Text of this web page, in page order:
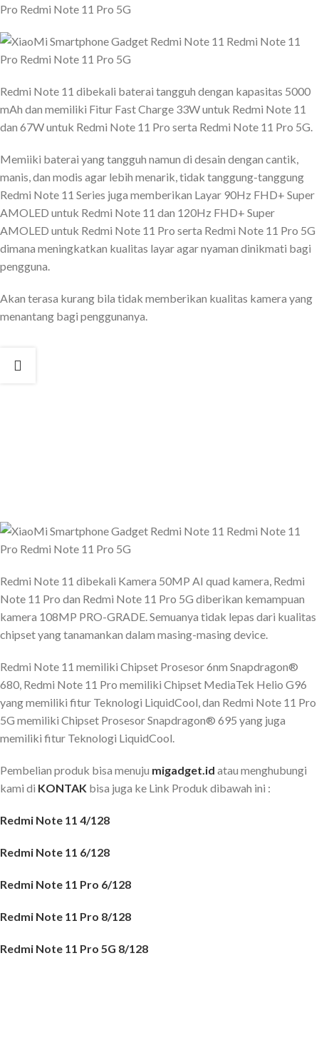
Redmi Note 11 dibekali baterai tangguh dengan kapasitas 5000
mAh dan memiliki Fitur Fast Charge 33W untuk Redmi Note 11
dan 67W untuk Redmi Note 11 Pro serta Redmi Note 11 Pro 5G.
Memiiki baterai yang tangguh namun di desain dengan cantik,
manis, dan modis agar lebih menarik, tidak tanggung-tanggung
Redmi Note 11 Series juga memberikan Layar 90Hz FHD+ Super
AMOLED untuk Redmi Note 11 dan 120Hz FHD+ Super
AMOLED untuk Redmi Note 11 Pro serta Redmi Note 11 Pro 5G
dimana meningkatkan kualitas layar agar nyaman dinikmati bagi
pengguna.
Akan terasa kurang bila tidak memberikan kualitas kamera yang
menantang bagi penggunanya.
Redmi Note 11 dibekali Kamera 50MP AI quad kamera, Redmi
Note 11 Pro dan Redmi Note 11 Pro 5G diberikan kemampuan
kamera 108MP PRO-GRADE. Semuanya tidak lepas dari kualitas
chipset yang tanamankan dalam masing-masing device.
Redmi Note 11 memiliki Chipset Prosesor 6nm Snapdragon®
680, Redmi Note 11 Pro memiliki Chipset MediaTek Helio G96
yang memiliki fitur Teknologi LiquidCool, dan Redmi Note 11 Pro
5G memiliki Chipset Prosesor Snapdragon® 695 yang juga
memiliki fitur Teknologi LiquidCool.
Pembelian produk bisa menuju migadget.id atau menghubungi
kami di KONTAK bisa juga ke Link Produk dibawah ini :
Redmi Note 11 4/128
Redmi Note 11 6/128
Redmi Note 11 Pro 6/128
Redmi Note 11 Pro 8/128
Redmi Note 11 Pro 5G 8/128